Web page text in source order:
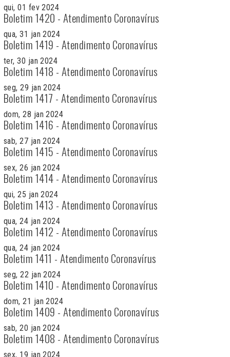
qui, 01 fev 2024
Boletim 1420 - Atendimento Coronavírus
qua, 31 jan 2024
Boletim 1419 - Atendimento Coronavírus
ter, 30 jan 2024
Boletim 1418 - Atendimento Coronavírus
seg, 29 jan 2024
Boletim 1417 - Atendimento Coronavírus
dom, 28 jan 2024
Boletim 1416 - Atendimento Coronavírus
sab, 27 jan 2024
Boletim 1415 - Atendimento Coronavírus
sex, 26 jan 2024
Boletim 1414 - Atendimento Coronavírus
qui, 25 jan 2024
Boletim 1413 - Atendimento Coronavírus
qua, 24 jan 2024
Boletim 1412 - Atendimento Coronavírus
qua, 24 jan 2024
Boletim 1411 - Atendimento Coronavírus
seg, 22 jan 2024
Boletim 1410 - Atendimento Coronavírus
dom, 21 jan 2024
Boletim 1409 - Atendimento Coronavírus
sab, 20 jan 2024
Boletim 1408 - Atendimento Coronavírus
sex, 19 jan 2024